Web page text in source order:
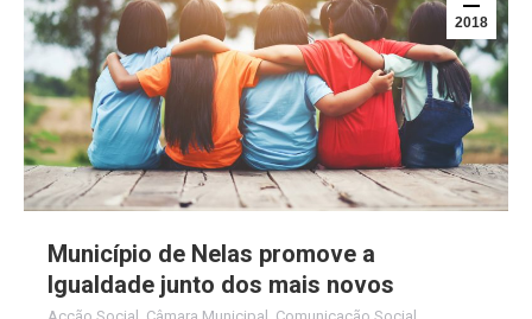
2018
Município de Nelas promove a
Igualdade junto dos mais novos